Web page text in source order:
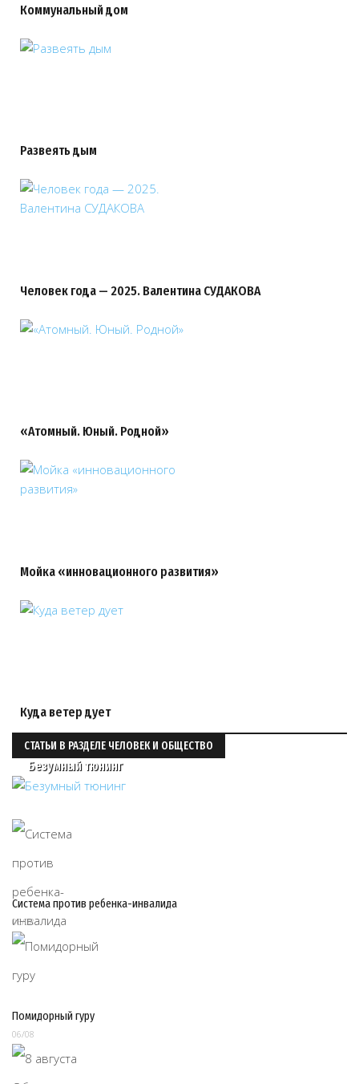
Коммунальный дом
Развеять дым
Человек года — 2025. Валентина СУДАКОВА
«Атомный. Юный. Родной»
Мойка «инновационного развития»
Куда ветер дует
СТАТЬИ В РАЗДЕЛЕ ЧЕЛОВЕК И ОБЩЕСТВО
Безумный тюнинг
Система против ребенка-инвалида
06/08
Помидорный гуру
06/08